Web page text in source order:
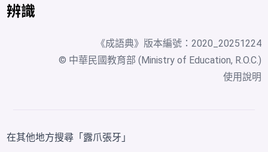
辨識
《成語典》版本編號：2020_20251224
© 中華民國教育部 (Ministry of Education, R.O.C.)
使用說明
在其他地方搜尋「露爪張牙」